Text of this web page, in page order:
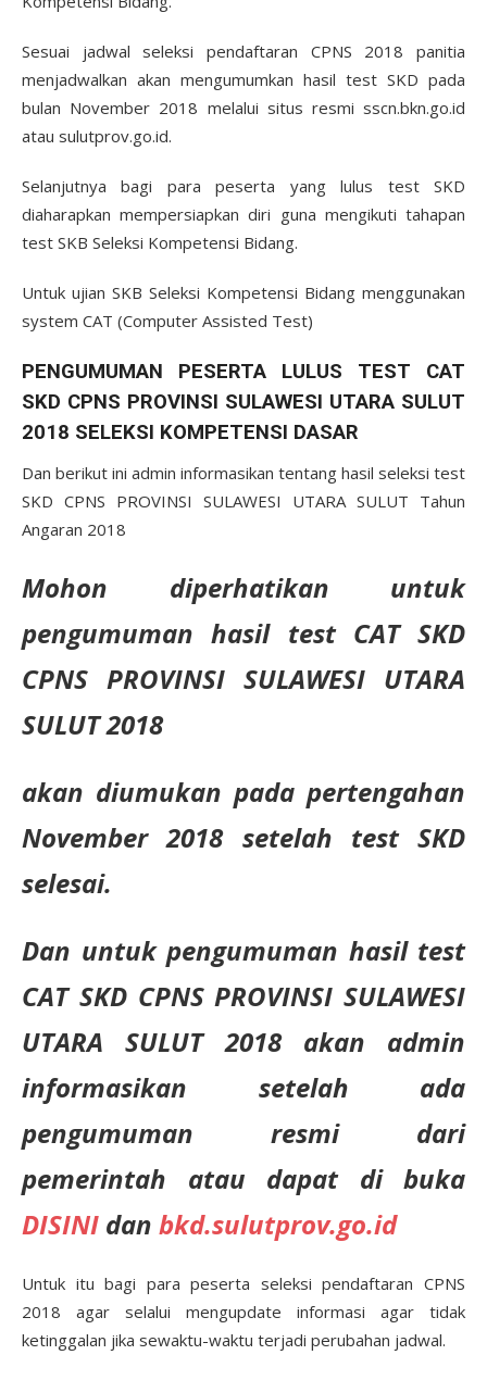
Sesuai jadwal seleksi pendaftaran CPNS 2018 panitia
menjadwalkan akan mengumumkan hasil test SKD pada
bulan November 2018 melalui situs resmi sscn.bkn.go.id
atau sulutprov.go.id.
Selanjutnya bagi para peserta yang lulus test SKD
diaharapkan mempersiapkan diri guna mengikuti tahapan
test SKB Seleksi Kompetensi Bidang.
Untuk ujian SKB Seleksi Kompetensi Bidang menggunakan
system CAT (Computer Assisted Test)
PENGUMUMAN PESERTA LULUS TEST CAT
SKD CPNS PROVINSI SULAWESI UTARA SULUT
2018 SELEKSI KOMPETENSI DASAR
Dan berikut ini admin informasikan tentang hasil seleksi test
SKD CPNS PROVINSI SULAWESI UTARA SULUT Tahun
Angaran 2018
Mohon diperhatikan untuk
pengumuman hasil test CAT SKD
CPNS PROVINSI SULAWESI UTARA
SULUT 2018
akan diumukan pada pertengahan
November 2018 setelah test SKD
selesai.
Dan untuk pengumuman hasil test
CAT SKD CPNS PROVINSI SULAWESI
UTARA SULUT 2018 akan admin
informasikan setelah ada
pengumuman resmi dari
pemerintah atau dapat di buka
DISINI dan bkd.sulutprov.go.id
Untuk itu bagi para peserta seleksi pendaftaran CPNS
2018 agar selalui mengupdate informasi agar tidak
ketinggalan jika sewaktu-waktu terjadi perubahan jadwal.